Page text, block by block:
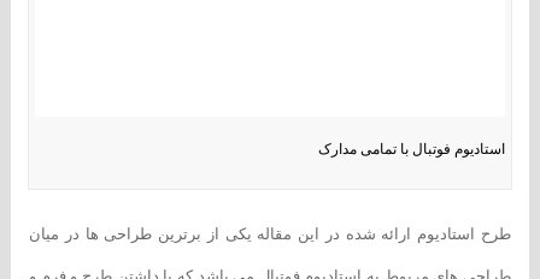
استادیوم فوتبال با تمامی مدارک
طرح استادیوم ارائه شده در این مقاله یکی از برترین طراحی ها در میان